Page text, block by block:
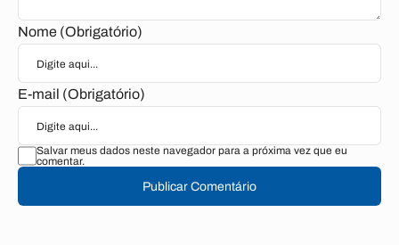
Nome (Obrigatório)
E-mail (Obrigatório)
Salvar meus dados neste navegador para a próxima vez que eu
comentar.
Publicar Comentário